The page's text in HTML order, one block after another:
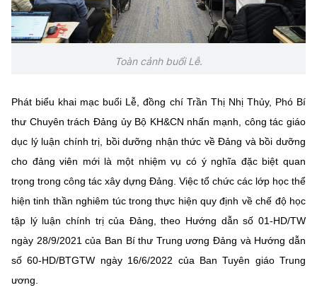
BỘ KHOA HỌC VÀ CÔNG NGHỆ
Điều khoản sử dụng Theo dõi MST: Góp ý
Cơ quan chủ quản: Bộ Khoa học và Công nghệ (MST)
Chịu trách nhiệm nội dung: Nguyễn Thị Hải Hằng
Giám đốc Trung tâm Truyền thông Khoa học và Công nghệ.
Liên hệ
Địa chỉ: Ban Biên tập Cổng TTĐT - 18 Nguyễn Du, TP. Hà Nội
Email:stc@mst.gov.vn
©2026 Bản quyền thuộc Bộ Khoa Học và Công Nghệ
(Ghi rõ nguồn "https://mst.gov.vn" khi phát hành lại thông tin từ
Toàn cảnh buổi Lễ.
Phát biểu khai mạc buổi Lễ, đồng chí Trần Thị Nhị Thủy, Phó Bí
thư Chuyên trách Đảng ủy Bộ KH&CN nhấn mạnh, công tác giáo
dục lý luận chính trị, bồi dưỡng nhận thức về Đảng và bồi dưỡng
cho đảng viên mới là một nhiệm vụ có ý nghĩa đặc biệt quan
trọng trong công tác xây dựng Đảng. Việc tổ chức các lớp học thể
hiện tinh thần nghiêm túc trong thực hiện quy định về chế độ học
tập lý luận chính trị của Đảng, theo Hướng dẫn số 01-HD/TW
ngày 28/9/2021 của Ban Bí thư Trung ương Đảng và Hướng dẫn
số 60-HD/BTGTW ngày 16/6/2022 của Ban Tuyên giáo Trung
ương.